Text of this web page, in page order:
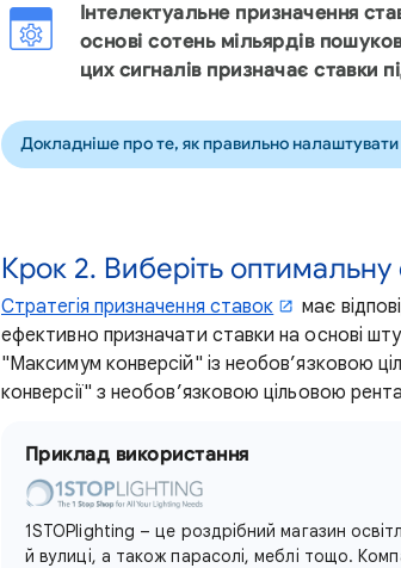
Інтелектуальне призначення
основі сотень мільярдів
цих сигналів призначає ставки
Докладніше про те, як правильно налаштувати
Крок 2. Виберіть
Стратегія призначення ставок
має
ефективно призначати ставки на основі
"Максимум конверсій" із необов’язковою
конверсії" з необов’язковою цільовою
Приклад використання
1STOPlighting – це роздрібний магазин
й вулиці, а також парасолі, меблі тощо.